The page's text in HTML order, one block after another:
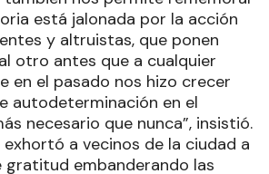
está jalonada por la acción
y altruistas, que ponen
otro antes que a cualquier
en el pasado nos hizo crecer
autodeterminación en el
necesario que nunca”, insistió.
a vecinos de la ciudad a
gratitud embanderando las